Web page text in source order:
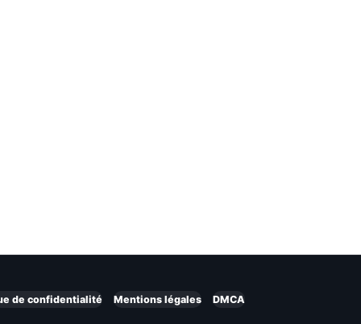
de confidentialité Mentions légales DMCA